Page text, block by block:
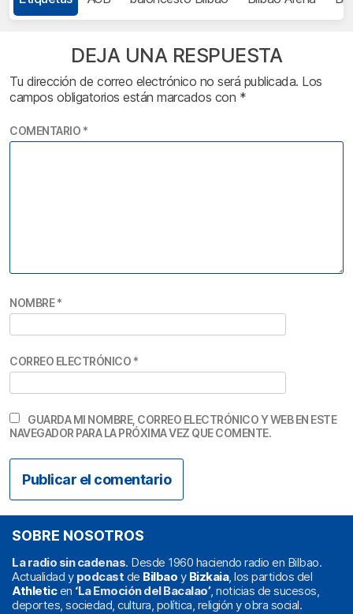
DEJA UNA RESPUESTA
Tu dirección de correo electrónico no será publicada. Los
campos obligatorios están marcados con *
COMENTARIO *
NOMBRE*
CORREO ELECTRÓNICO *
GUARDA MI NOMBRE, CORREO ELECTRÓNICO Y WEB EN ESTE
NAVEGADOR PARA LA PRÓXIMA VEZ QUE COMENTE.
SOBRE NOSOTROS
La radio sin cadenas. Desde 1960 haciendo radio en Bilbao.
Actualidad y podcast de Bilbao y Bizkaia, los partidos del
Athleticen ‘La Emoción del Bacalao’, noticias de sucesos,
deportes, sociedad, cultura, política, religión y obra social.